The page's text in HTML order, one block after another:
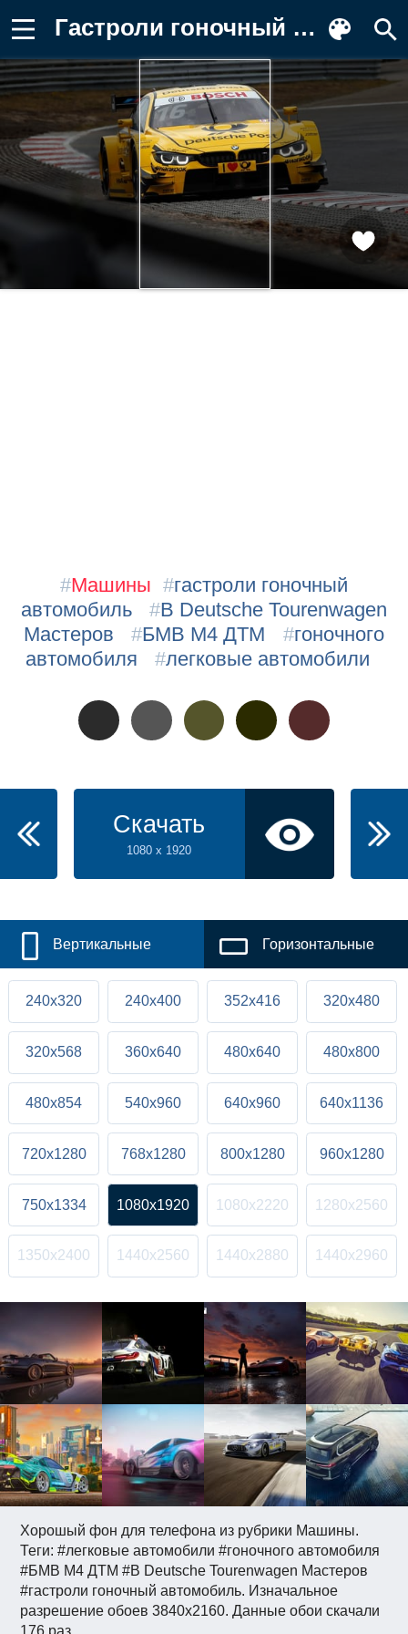
Гастроли гоночный автомобиль, В Картинка
Хорошый фон для телефона из рубрики Машины.
Теги: #легковые автомобили #гоночного автомобиля
#БМВ М4 ДТМ #В Deutsche Tourenwagen Мастеров
#гастроли гоночный автомобиль. Изначальное
разрешение обоев 3840x2160. Данные обои скачали
#Машины #гастроли гоночный
автомобиль
#В Deutsche Tourenwagen
Мастеров
#БМВ М4 ДТМ #гоночного
автомобиля
#легковые автомобили
Скачать
1080 x 1920
Вертикальные Горизонтальные
240x320 240x400 352x416 320x480
320x568 360x640 480x640 480x800
480x854 540x960 640x960 640x1136
720x1280 768x1280 800x1280 960x1280
750x1334 1080x1920 1080x2220 1280x2560
1350x2400 1440x2560 1440x2880 1440x2960